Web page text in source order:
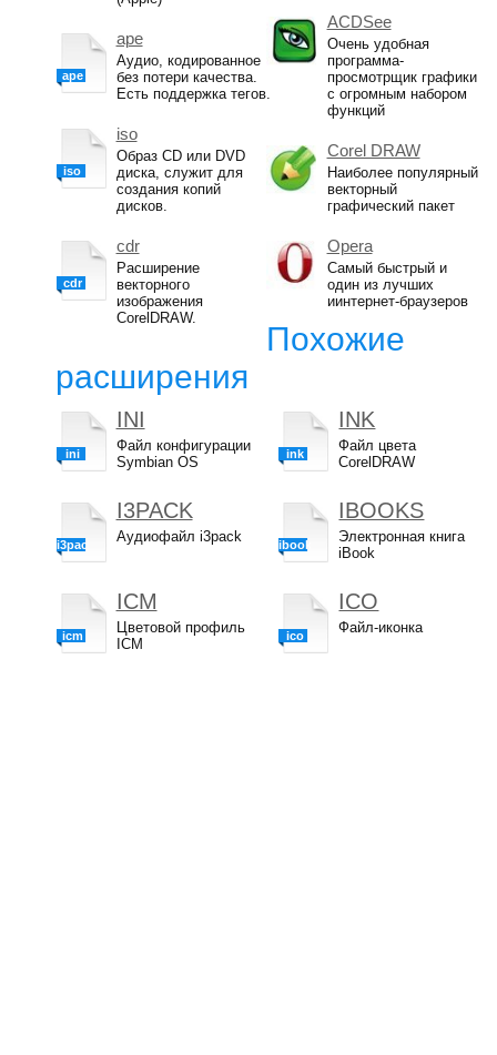
ape
ape
Аудио, кодированное
без потери качества.
Есть поддержка тегов.
iso
iso
Образ CD или DVD
диска, служит для
создания копий
дисков.
cdr
cdr
Расширение
векторного
изображения
CorelDRAW.
ACDSee
Очень удобная
программа-
просмотрщик графики
с огромным набором
функций
Corel DRAW
Наиболее популярный
векторный
графический пакет
Opera
Самый быстрый и
один из лучших
иинтернет-браузеров
Похожие
расширения
ini
INI
Файл конфигурации
Symbian OS
i3pack
I3PACK
Аудиофайл i3pack
icm
ICM
Цветовой профиль
ICM
ink
INK
Файл цвета
CorelDRAW
ibooks
IBOOKS
Электронная книга
iBook
ico
ICO
Файл-иконка